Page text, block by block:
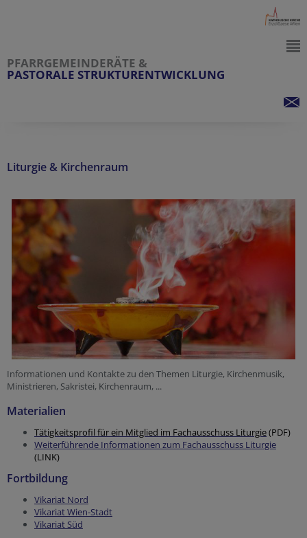
PFARRGEMEINDERÄTE &
PASTORALE STRUKTURENTWICKLUNG
Liturgie & Kirchenraum
Informationen und Kontakte zu den Themen Liturgie, Kirchenmusik,
Ministrieren, Sakristei, Kirchenraum, ...
Materialien
Tätigkeitsprofil für ein Mitglied im Fachausschuss Liturgie(PDF)
Weiterführende Informationen zum Fachausschuss Liturgie
(LINK)
Fortbildung
Vikariat Nord
Vikariat Wien-Stadt
Vikariat Süd